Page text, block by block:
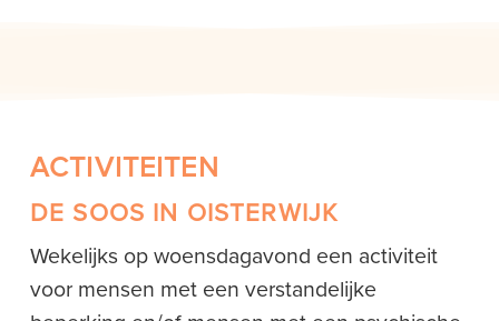
ACTIVITEITEN
DE SOOS IN OISTERWIJK
Wekelijks op woensdagavond een activiteit
voor mensen met een verstandelijke